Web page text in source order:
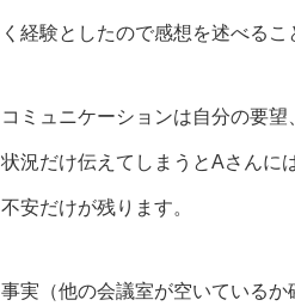
く経験としたので感想を述べるこ
コミュニケーションは自分の要望
状況だけ伝えてしまうとAさんに
不安だけが残ります。
事実（他の会議室が空いている